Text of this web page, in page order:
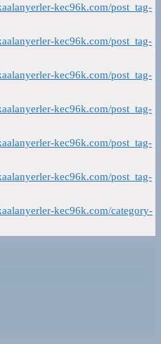
kec96k.com/post_tag-
kec96k.com/post_tag-
kec96k.com/post_tag-
kec96k.com/post_tag-
kec96k.com/post_tag-
kec96k.com/post_tag-
kec96k.com/category-